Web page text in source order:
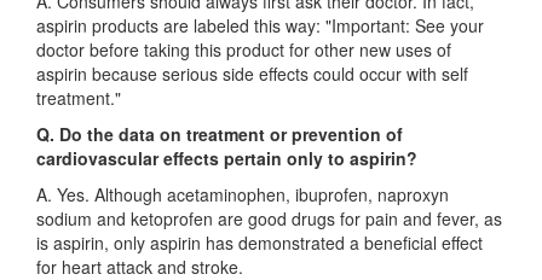
aspirin products are labeled this way: "Important: See your
doctor before taking this product for other new uses of
aspirin because serious side effects could occur with self
treatment."
Q. Do the data on treatment or prevention of
cardiovascular effects pertain only to aspirin?
A. Yes. Although acetaminophen, ibuprofen, naproxyn
sodium and ketoprofen are good drugs for pain and fever, as
is aspirin, only aspirin has demonstrated a beneficial effect
for heart attack and stroke.